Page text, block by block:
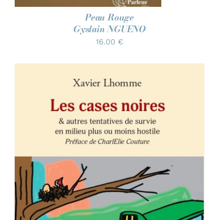
Peau Rouge
Gyslain NGUENO
16.00 €
AJOUTER AU PANIER
/